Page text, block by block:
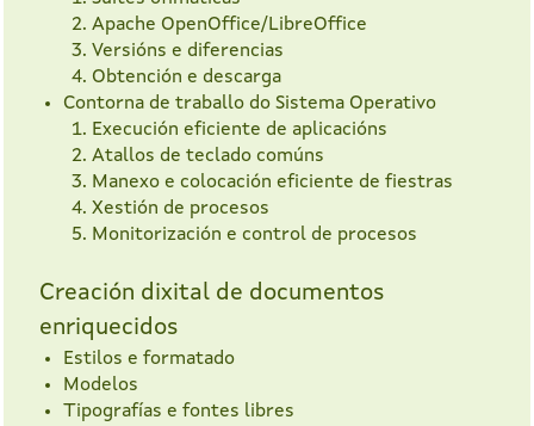
Apache OpenOffice/LibreOffice
Versións e diferencias
Obtención e descarga
Contorna de traballo do Sistema Operativo
Execución eficiente de aplicacións
Atallos de teclado comúns
Manexo e colocación eficiente de fiestras
Xestión de procesos
Monitorización e control de procesos
Creación dixital de documentos
enriquecidos
Estilos e formatado
Modelos
Tipografías e fontes libres